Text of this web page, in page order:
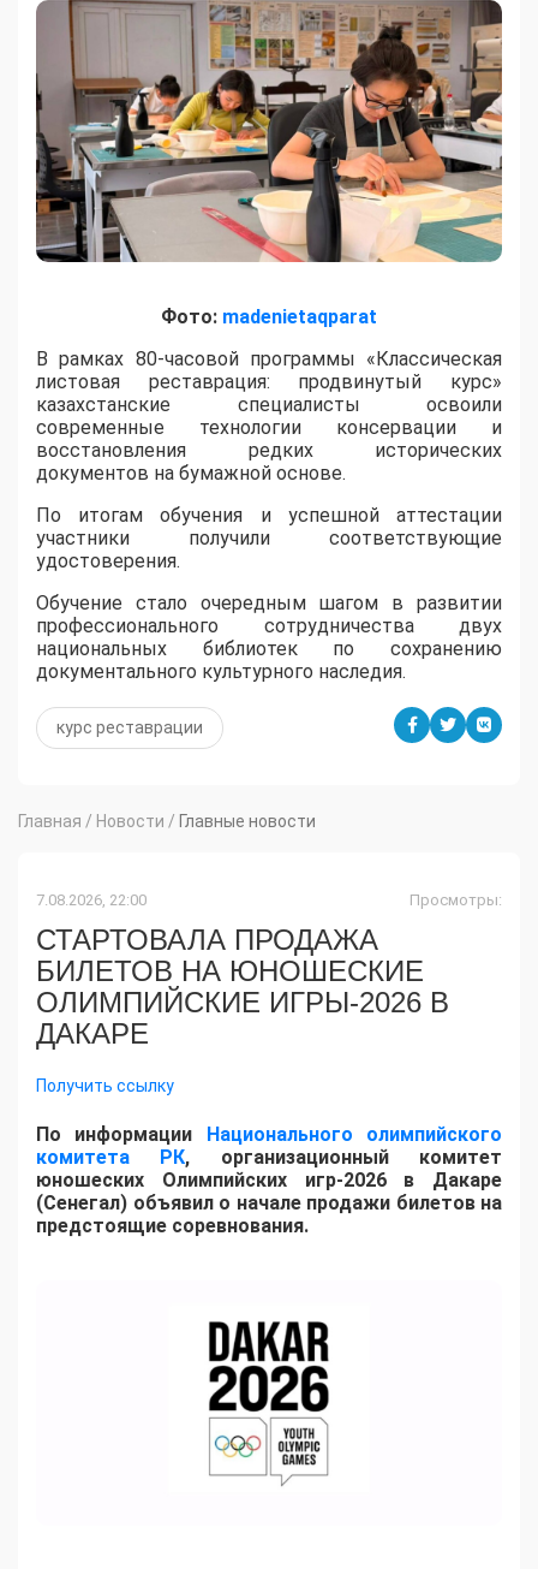
Фото: madenietaqparat
​В рамках 80-часовой программы «Классическая
листовая реставрация: продвинутый курс»
казахстанские специалисты освоили
современные технологии консервации и
восстановления редких исторических
документов на бумажной основе.
По итогам обучения и успешной аттестации
участники получили соответствующие
удостоверения.
Обучение стало очередным шагом в развитии
профессионального сотрудничества двух
национальных библиотек по сохранению
документального культурного наследия.
курс реставрации
Главная / Новости / Главные новости
7.08.2026, 22:00 Просмотры:
СТАРТОВАЛА ПРОДАЖА
БИЛЕТОВ НА ЮНОШЕСКИЕ
ОЛИМПИЙСКИЕ ИГРЫ-2026 В
ДАКАРЕ
Получить ссылку
По информации Национального олимпийского
комитета РК, организационный комитет
юношеских Олимпийских игр-2026 в Дакаре
(Сенегал) объявил о начале продажи билетов на
предстоящие соревнования.